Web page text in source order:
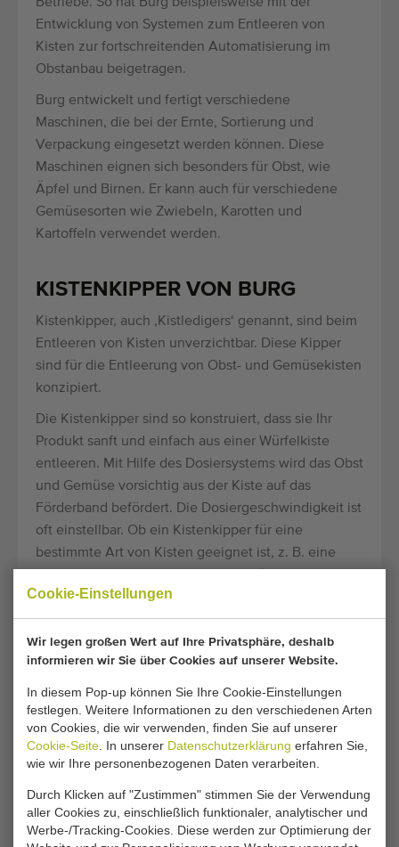
Cookie-Einstellungen
Wir legen großen Wert auf Ihre Privatsphäre, deshalb
informieren wir Sie über Cookies auf unserer Website.
In diesem Pop-up können Sie Ihre Cookie-Einstellungen
festlegen. Weitere Informationen zu den verschiedenen Arten
von Cookies, die wir verwenden, finden Sie auf unserer
Cookie-Seite . In unserer Datenschutzerklärung erfahren Sie,
wie wir Ihre personenbezogenen Daten verarbeiten.
Durch Klicken auf "Zustimmen" stimmen Sie der Verwendung
aller Cookies zu, einschließlich funktionaler, analytischer und
Werbe-/Tracking-Cookies. Diese werden zur Optimierung der
Entwicklung von Systemen zum Entleeren von
Kisten zur fortschreitenden Automatisierung im
Obstanbau beigetragen.
Burg entwickelt und fertigt verschiedene
Maschinen, die bei der Ernte, Sortierung und
Verpackung eingesetzt werden können. Diese
Maschinen eignen sich besonders für Obst, wie
Äpfel und Birnen. Er kann auch für verschiedene
Gemüsesorten wie Zwiebeln, Karotten und
Kartoffeln verwendet werden.
KISTENKIPPER VON BURG
Kistenkipper, auch ‚Kistledigers‘ genannt, sind beim
Entleeren von Kisten unverzichtbar. Diese Kipper
sind für die Entleerung von Obst- und Gemüsekisten
konzipiert.
Die Kistenkipper sind so konstruiert, dass sie Ihr
Produkt sanft und einfach aus einer Würfelkiste
entleeren. Mit Hilfe des Dosiersystems wird das Obst
und Gemüse vorsichtig aus der Kiste auf das
Förderband befördert. Die Dosiergeschwindigkeit ist
oft einstellbar. Ob ein Kistenkipper für eine
bestimmte Art von Kisten geeignet ist, z. B. eine
der Breite der Kiste ab.
WASSERKIPPER FÜR ÄPFEL UND
Die Wasserkipper, auch Wasserentleerungsgeräte
genannt, dienen dazu, schwimmendes und nicht
schwimmendes Obst wie Äpfel und Birnen
Obstkisten können die Produkte einer
Sortiermaschine oder Verpackungslinie zugeführt
werden. Das Entleeren der Früchte in den